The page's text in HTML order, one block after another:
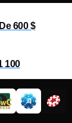
600 $
100